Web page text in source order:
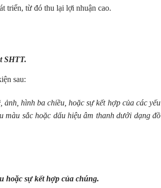
triển, từ đó thu lại lợi nhuận cao.
SHTT.
sau:
hình ba chiều, hoặc sự kết hợp của các yếu
sắc hoặc dấu hiệu âm thanh dưới dạng đồ
hoặc sự kết hợp của chúng.